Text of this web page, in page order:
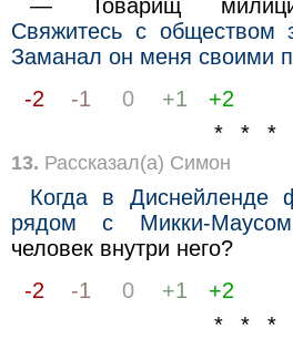
— Товарищ
Свяжитесь с обществом
Заманал он меня своими
-2
-1 0 +1
+2
* * *
13. Рассказал(а) Симон
Когда в Диснейленде
рядом с Микки-
человек внутри него?
-2
-1 0 +1
+2
* * *